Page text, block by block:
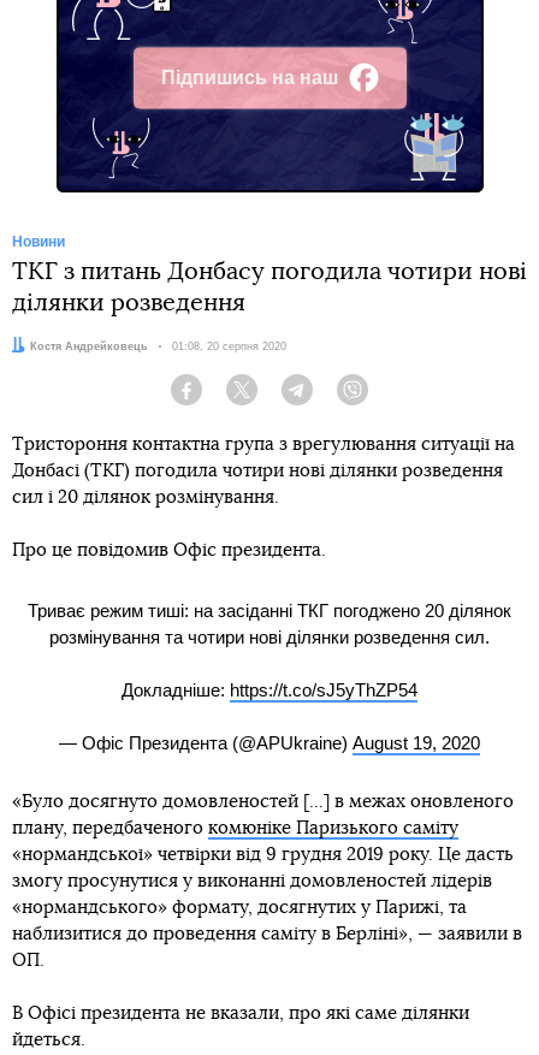
Підпишись на наш
Facebook
Новини
ТКГ з питань Донбасу погодила чотири нові
ділянки розведення
Автор:Костя Андрейковець Дата:
01:08, 20 серпня 2020
Facebook Twitter Telegram
Тристороння контактна група з врегулювання ситуації на
Донбасі (ТКГ) погодила чотири нові ділянки розведення
сил і 20 ділянок розмінування.
Про це повідомив Офіс президента.
Триває режим тиші: на засіданні ТКГ погоджено 20 ділянок
розмінування та чотири нові ділянки розведення сил.
Докладніше: https://t.co/sJ5yThZP54
— Офіс Президента (@APUkraine) August 19, 2020
«Було досягнуто домовленостей [...] в межах оновленого
плану, передбаченого комюніке Паризького саміту
«нормандської» четвірки від 9 грудня 2019 року. Це дасть
змогу просунутися у виконанні домовленостей лідерів
«нормандського» формату, досягнутих у Парижі, та
наблизитися до проведення саміту в Берліні», — заявили в
ОП.
В Офісі президента не вказали, про які саме ділянки
йдеться.